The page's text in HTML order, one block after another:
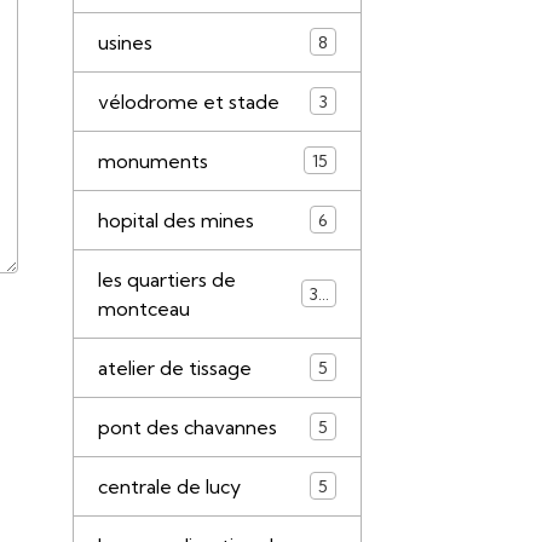
usines 8
vélodrome et stade 3
monuments 15
hopital des mines 6
les quartiers de
montceau
34
atelier de tissage 5
pont des chavannes 5
centrale de lucy 5